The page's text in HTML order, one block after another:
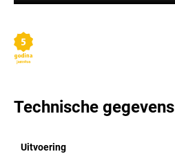
Technische gegevens
Uitvoering